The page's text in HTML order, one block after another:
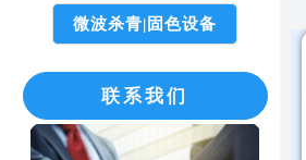
微波杀青|固色设备
联系我们